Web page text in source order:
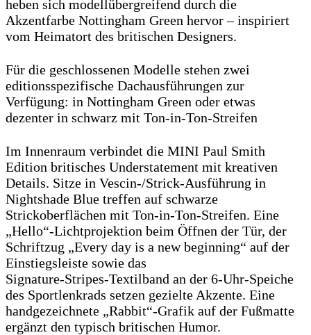
heben sich modellübergreifend durch die
Akzentfarbe Nottingham Green hervor – inspiriert
vom Heimatort des britischen Designers.
Für die geschlossenen Modelle stehen zwei
editionsspezifische Dachausführungen zur
Verfügung: in Nottingham Green oder etwas
dezenter in schwarz mit Ton-in-Ton-Streifen
Im Innenraum verbindet die MINI Paul Smith
Edition britisches Understatement mit kreativen
Details. Sitze in Vescin‑/Strick‑Ausführung in
Nightshade Blue treffen auf schwarze
Strickoberflächen mit Ton‑in‑Ton‑Streifen. Eine
„Hello“-Lichtprojektion beim Öffnen der Tür, der
Schriftzug „Every day is a new beginning“ auf der
Einstiegsleiste sowie das
Signature‑Stripes‑Textilband an der 6‑Uhr‑Speiche
des Sportlenkrads setzen gezielte Akzente. Eine
handgezeichnete „Rabbit“-Grafik auf der Fußmatte
ergänzt den typisch britischen Humor.